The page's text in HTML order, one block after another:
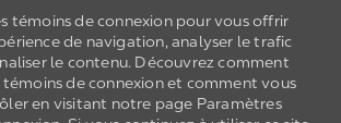
témoins de connexion pour vous offrir
de navigation, analyser le trafic
le contenu. Découvrez comment
témoins de connexionet comment vous
en visitant notre page Paramètres